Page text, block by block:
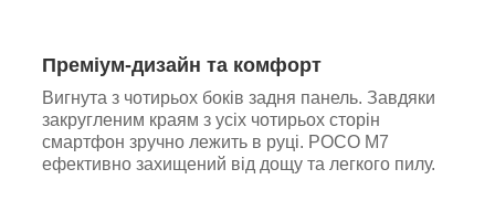
Преміум-дизайн та комфорт
Вигнута з чотирьох боків задня панель. Завдяки
закругленим краям з усіх чотирьох сторін
смартфон зручно лежить в руці. POCO M7
ефективно захищений від дощу та легкого пилу.